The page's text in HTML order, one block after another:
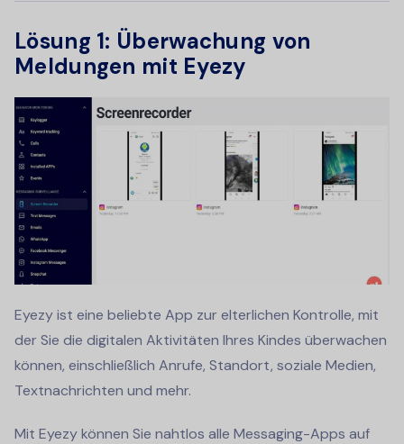
Lösung 1: Überwachung von
Meldungen mit Eyezy
Eyezy ist eine beliebte App zur elterlichen Kontrolle, mit
der Sie die digitalen Aktivitäten Ihres Kindes überwachen
können, einschließlich Anrufe, Standort, soziale Medien,
Textnachrichten und mehr.
Mit Eyezy können Sie nahtlos alle Messaging-Apps auf